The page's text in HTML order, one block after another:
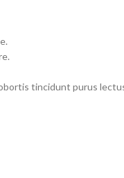
tincidunt purus